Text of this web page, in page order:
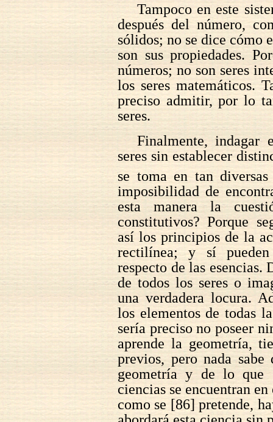
Tampoco en este
después del número,
sólidos; no se dice cómo
son sus propiedades.
números; no son seres
los seres matemáticos.
preciso admitir, por lo
seres.
Finalmente, indagar
seres sin establecer
se toma en tan diversas
imposibilidad de
esta manera la
constitutivos? Porque
así los principios de la
rectilínea; y sí
respecto de las esencias.
de todos los seres o
una verdadera locura.
los elementos de todas
sería preciso no poseer
aprende la geometría,
previos, pero nada
geometría y de lo que
ciencias se encuentran
como se [86] pretende,